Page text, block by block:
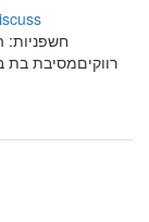
חשפניות:
רווקיםמסיבת בת